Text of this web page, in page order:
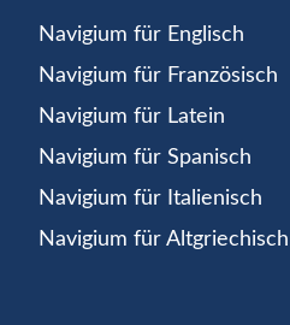
Navigium für Englisch
Navigium für Französisch
Navigium für Latein
Navigium für Spanisch
Navigium für Italienisch
Navigium für Altgriechisch